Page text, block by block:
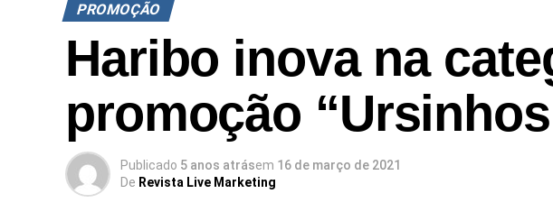
PROMOÇÃO
Haribo inova na
promoção
Publicado 5 anos atrásem 16 de março de 2021
De Revista Live Marketing